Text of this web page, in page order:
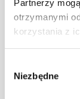
Partnerzy
otrzymanymi
korzystania z
zgody
Niezbędne